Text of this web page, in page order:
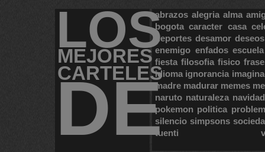
LOS
MEJORES
CARTELES
DE
abrazos alegria alma
bogota caracter casa
deportes desamor deseos
enemigo enfados escuela
fiesta filosofia fisico
idioma ignorancia
madre madurar memes
naruto naturaleza navidad
pokemon politica
silencio simpsons
tuenti